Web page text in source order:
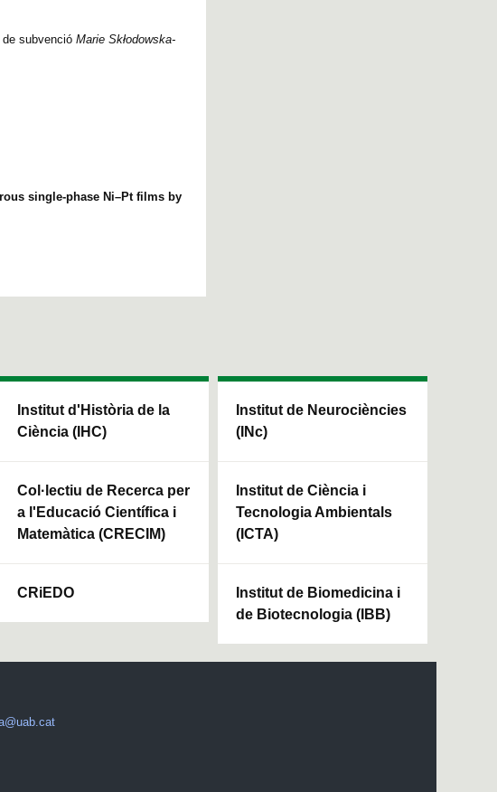
subvenció Marie Skłodowska-
single-phase Ni–Pt films by
Institut d'Història de la
Ciència (IHC)
Col·lectiu de Recerca per
a l'Educació Científica i
Matemàtica (CRECIM)
CRiEDO
Institut de Neurociències
(INc)
Institut de Ciència i
Tecnologia Ambientals
(ICTA)
Institut de Biomedicina i
de Biotecnologia (IBB)